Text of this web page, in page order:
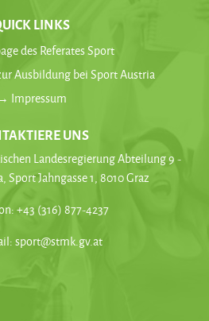
LINKS
des Referates Sport
Ausbildung bei Sport Austria
Impressum
UNS
Landesregierung Abteilung 9 -
Sport Jahngasse 1, 8010 Graz
+43 (316) 877-4237
sport@stmk.gv.at